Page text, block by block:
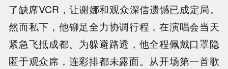
了缺席VCR，让谢娜和观众深信遗憾已成定局。
然而私下，他铆足全力协调行程，在演唱会当天
紧急飞抵成都。为躲避路透，他全程佩戴口罩隐
匿于观众席，连彩排都未露面。从开场第一首歌